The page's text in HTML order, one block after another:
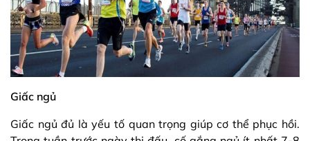
Giấc ngủ
Giấc ngủ đủ là yếu tố quan trọng giúp cơ thể phục hồi.